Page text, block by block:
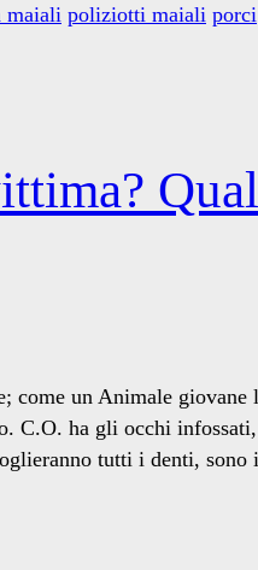
maiali poliziotti maiali porci
un Animale
C.O. ha gli occhi
tutti i denti,